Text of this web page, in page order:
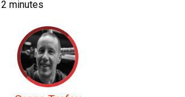
2 minutes